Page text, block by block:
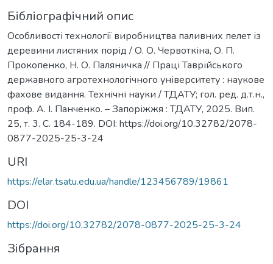
Бібліографічний опис
Особливості технології виробництва паливних пелет із
деревини листяних порід / О. О. Червоткіна, О. П.
Прокопенко, Н. О. Паляничка // Праці Таврійського
державного агротехнологічного університету : наукове
фахове видання. Технічні науки / ТДАТУ; гол. ред. д.т.н.,
проф. А. І. Панченко. – Запоріжжя : ТДАТУ, 2025. Вип.
25, т. 3. С. 184-189. DOI: https://doi.org/10.32782/2078-
0877-2025-25-3-24
URI
https://elar.tsatu.edu.ua/handle/123456789/19861
DOI
https://doi.org/10.32782/2078-0877-2025-25-3-24
Зібрання